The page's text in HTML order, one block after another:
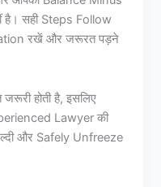
है। सही Steps Follow
रखें और जरूरत पड़ने
होती है, इसलिए
Lawyer की
और Safely Unfreeze